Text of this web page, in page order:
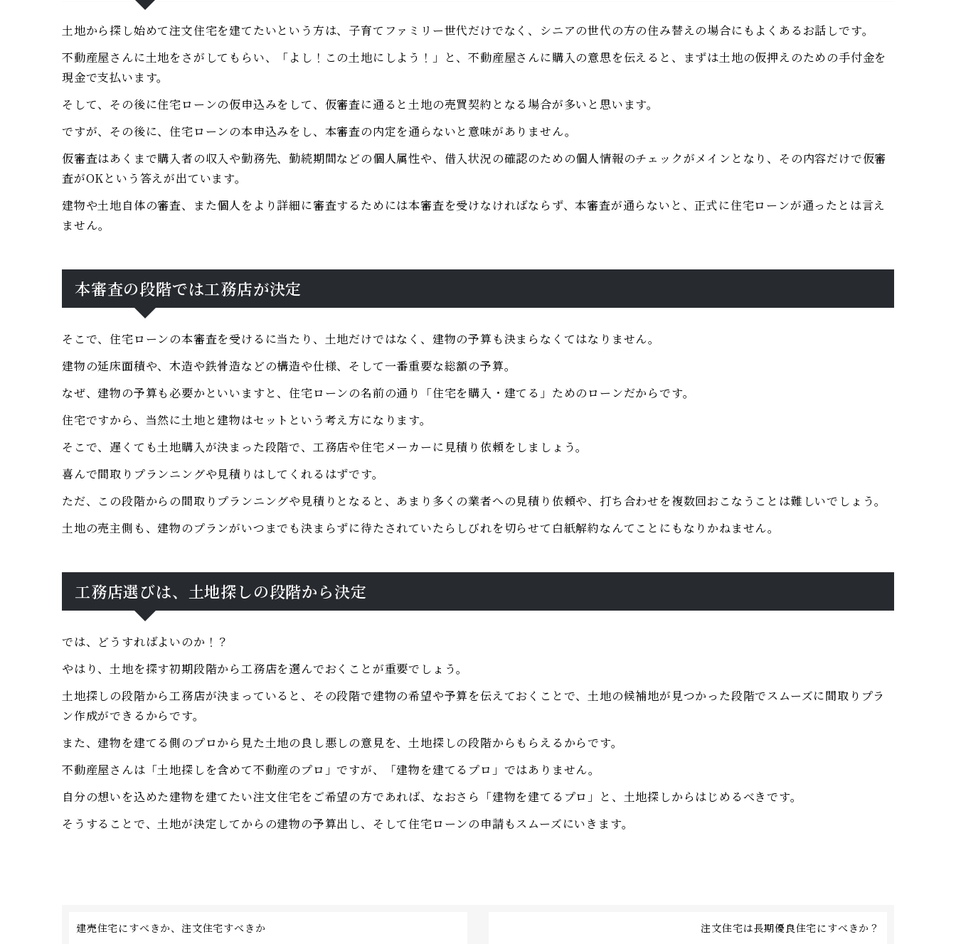
土地から探し始めて注文住宅を建てたいという方は、子育てファミリー世代だけでなく、シニアの世代の方の住み替えの場合にもよくあるお話しです。
不動産屋さんに土地をさがしてもらい、「よし！この土地にしよう！」と、不動産屋さんに購入の意思を伝えると、まずは土地の仮押えのための手付金を
現金で支払います。
そして、その後に住宅ローンの仮申込みをして、仮審査に通ると土地の売買契約となる場合が多いと思います。
ですが、その後に、住宅ローンの本申込みをし、本審査の内定を通らないと意味がありません。
仮審査はあくまで購入者の収入や勤務先、勤続期間などの個人属性や、借入状況の確認のための個人情報のチェックがメインとなり、その内容だけで仮審
査がOKという答えが出ています。
建物や土地自体の審査、また個人をより詳細に審査するためには本審査を受けなければならず、本審査が通らないと、正式に住宅ローンが通ったとは言え
ません。
本審査の段階では工務店が決定
そこで、住宅ローンの本審査を受けるに当たり、土地だけではなく、建物の予算も決まらなくてはなりません。
建物の延床面積や、木造や鉄骨造などの構造や仕様、そして一番重要な総額の予算。
なぜ、建物の予算も必要かといいますと、住宅ローンの名前の通り「住宅を購入・建てる」ためのローンだからです。
住宅ですから、当然に土地と建物はセットという考え方になります。
そこで、遅くても土地購入が決まった段階で、工務店や住宅メーカーに見積り依頼をしましょう。
喜んで間取りプランニングや見積りはしてくれるはずです。
ただ、この段階からの間取りプランニングや見積りとなると、あまり多くの業者への見積り依頼や、打ち合わせを複数回おこなうことは難しいでしょう。
土地の売主側も、建物のプランがいつまでも決まらずに待たされていたらしびれを切らせて白紙解約なんてことにもなりかねません。
工務店選びは、土地探しの段階から決定
では、どうすればよいのか！？
やはり、土地を探す初期段階から工務店を選んでおくことが重要でしょう。
土地探しの段階から工務店が決まっていると、その段階で建物の希望や予算を伝えておくことで、土地の候補地が見つかった段階でスムーズに間取りプラ
ン作成ができるからです。
また、建物を建てる側のプロから見た土地の良し悪しの意見を、土地探しの段階からもらえるからです。
不動産屋さんは「土地探しを含めて不動産のプロ」ですが、「建物を建てるプロ」ではありません。
自分の想いを込めた建物を建てたい注文住宅をご希望の方であれば、なおさら「建物を建てるプロ」と、土地探しからはじめるべきです。
そうすることで、土地が決定してからの建物の予算出し、そして住宅ローンの申請もスムーズにいきます。
建売住宅にすべきか、注文住宅すべきか 注文住宅は長期優良住宅にすべきか？